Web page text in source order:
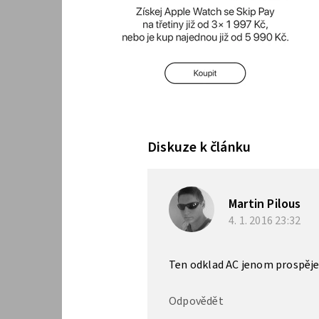
Diskuze k článku
Martin Pilous
4. 1. 2016 23:32
Ten odklad AC jenom
Odpovědět